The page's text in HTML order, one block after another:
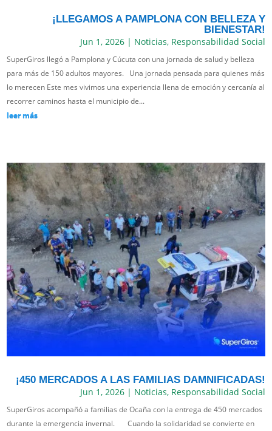
¡LLEGAMOS A PAMPLONA CON BELLEZA Y
BIENESTAR!
Jun 1, 2026| Noticias, Responsabilidad Social
SuperGiros llegó a Pamplona y Cúcuta con una jornada de salud y belleza
para más de 150 adultos mayores. Una jornada pensada para quienes más
lo merecen Este mes vivimos una experiencia llena de emoción y cercanía al
recorrer caminos hasta el municipio de...
leer más
¡450 MERCADOS A LAS FAMILIAS DAMNIFICADAS!
Jun 1, 2026| Noticias, Responsabilidad Social
SuperGiros acompañó a familias de Ocaña con la entrega de 450 mercados
durante la emergencia invernal. Cuando la solidaridad se convierte en